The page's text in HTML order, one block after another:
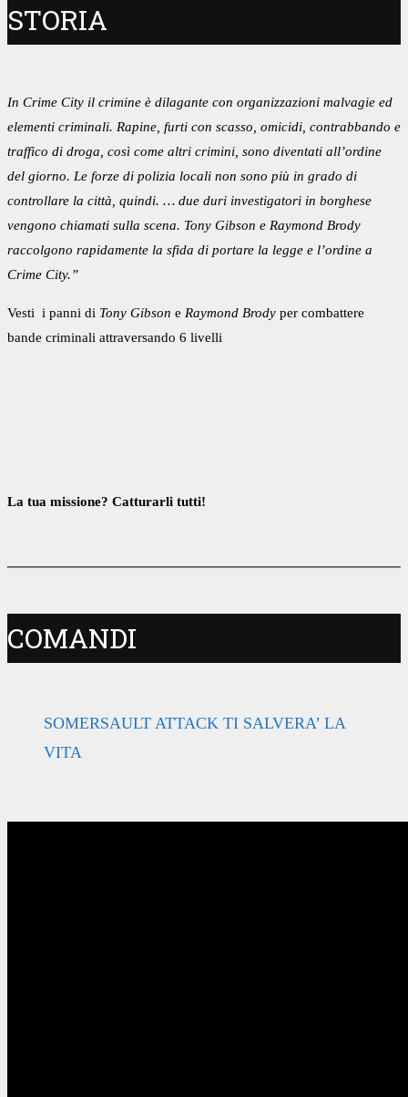
STORIA
In Crime City il crimine è dilagante con organizzazioni malvagie ed
elementi criminali. Rapine, furti con scasso, omicidi, contrabbando e
traffico di droga, così come altri crimini, sono diventati all’ordine
del giorno. Le forze di polizia locali non sono più in grado di
controllare la città, quindi. … due duri investigatori in borghese
vengono chiamati sulla scena. Tony Gibson e Raymond Brody
raccolgono rapidamente la sfida di portare la legge e l’ordine a
Crime City.”
Vesti i panni di Tony Gibson e Raymond Brody per combattere
bande criminali attraversando 6 livelli
La tua missione? Catturarli tutti!
COMANDI
SOMERSAULT ATTACK TI SALVERA’ LA
VITA